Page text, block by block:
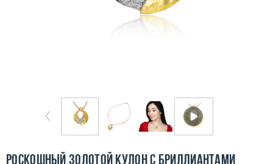
Контакты
3D-тур по шоуруму
Роскошный золотой кулон с бриллиантами